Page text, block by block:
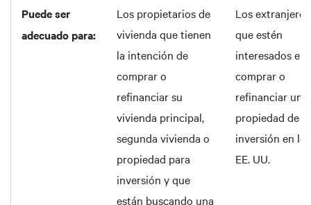
Puede ser
adecuado para:
Los propietarios de
vivienda que tienen
la intención de
comprar o
refinanciar su
vivienda principal,
segunda vivienda o
propiedad para
inversión y que
están buscando una
Los extranjeros
que estén
interesados en
comprar o
refinanciar una
propiedad de
inversión en los
EE. UU.